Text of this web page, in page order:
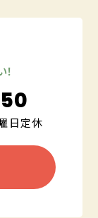
日定休